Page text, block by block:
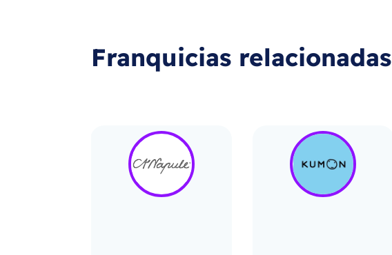
Franquicias relacionadas